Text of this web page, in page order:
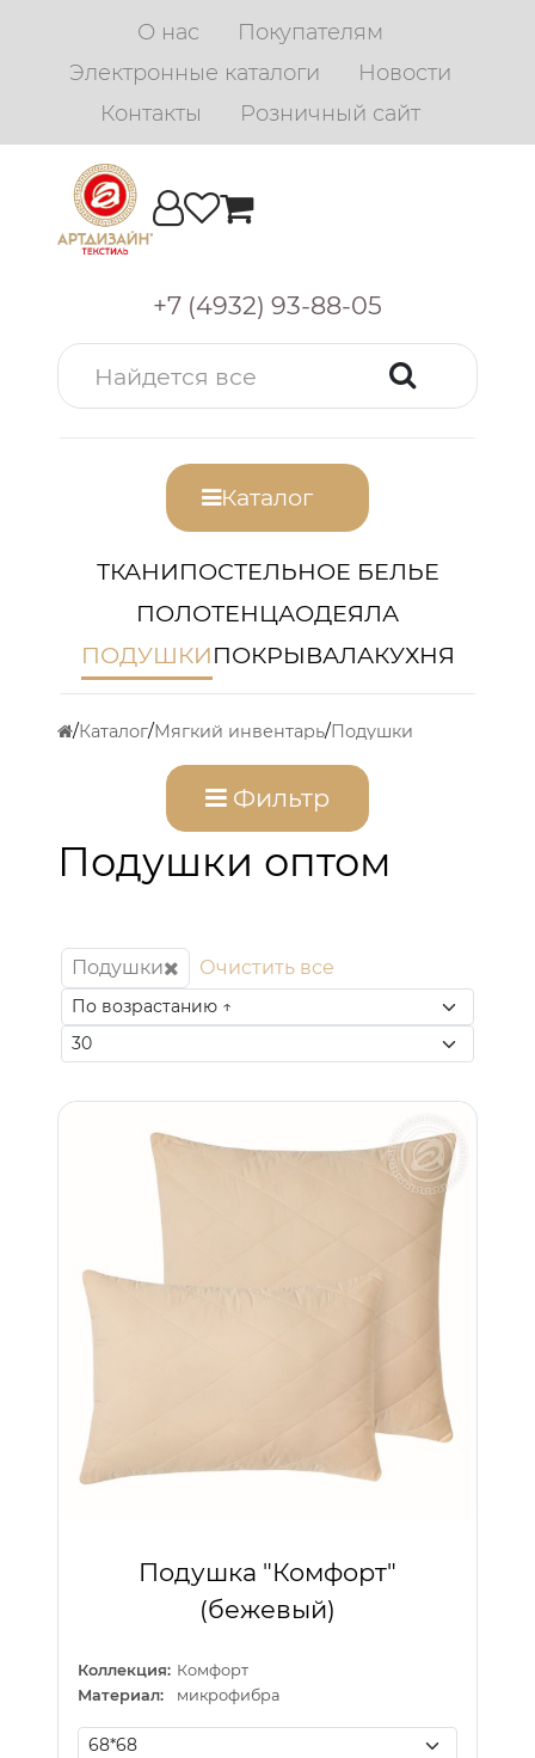
О нас
Покупателям
Электронные каталоги
Новости
Контакты
Розничный сайт
+7 (4932) 93-88-05
Каталог
ТКАНИПОСТЕЛЬНОЕ БЕЛЬЕ
ПОЛОТЕНЦАОДЕЯЛА
ПОДУШКИПОКРЫВАЛАКУХНЯ
Каталог Мягкий инвентарь Подушки
Фильтр
Подушки оптом
Подушки Очистить все
Подушка "Комфорт"
(бежевый)
Коллекция: Комфорт
Материал:
микрофибра